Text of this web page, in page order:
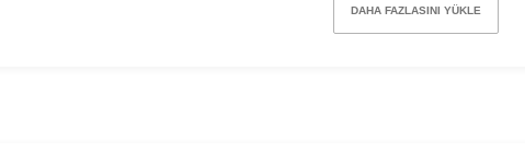
DAHA FAZLASINI YÜKLE